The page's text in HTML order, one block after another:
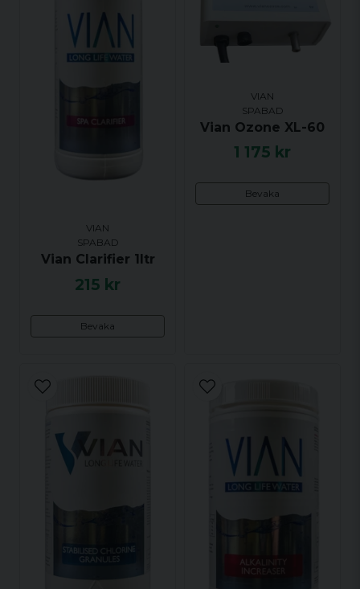
VIAN
SPABAD
Vian Clarifier 1ltr
215 kr
Bevaka
VIAN
SPABAD
Vian Ozone XL-60
1 175 kr
Bevaka